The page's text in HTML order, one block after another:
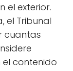
el exterior.
el Tribunal
cuantas
el contenido